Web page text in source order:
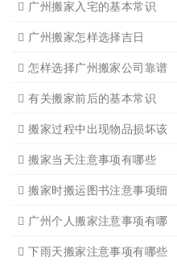
选择广州搬家公司需谨慎
广州搬家流程
搬家有哪些细节是一定要注
广州搬家物品打包技巧
广州搬家入宅注意事项
关于广州搬家几点建议
广州搬家公司那家强哪家好
广州搬家公司告诉你衣物打
广州搬家公司告诉你搬入新